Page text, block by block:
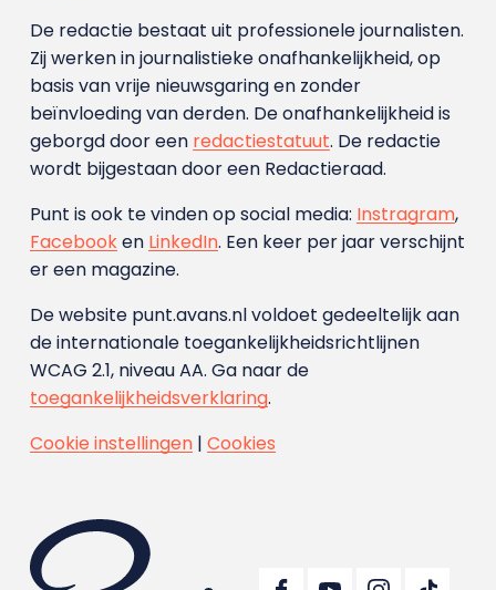
De redactie bestaat uit professionele journalisten.
Zij werken in journalistieke onafhankelijkheid, op
basis van vrije nieuwsgaring en zonder
beïnvloeding van derden. De onafhankelijkheid is
geborgd door een redactiestatuut. De redactie
wordt bijgestaan door een Redactieraad.
Punt is ook te vinden op social media: Instragram,
Facebooken LinkedIn. Een keer per jaar verschijnt
er een magazine.
De website punt.avans.nl voldoet gedeeltelijk aan
de internationale toegankelijkheidsrichtlijnen
WCAG 2.1, niveau AA. Ga naar de
toegankelijkheidsverklaring.
Cookie instellingen| Cookies